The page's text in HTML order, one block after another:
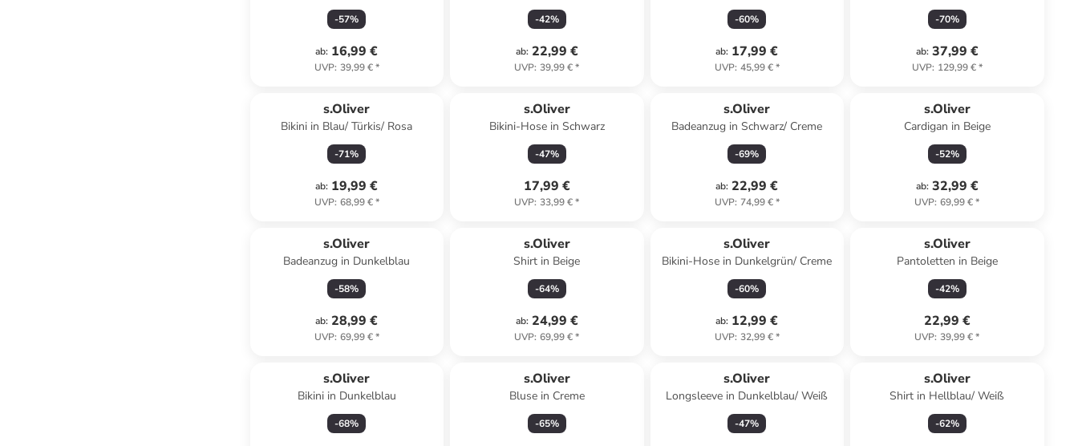
-57%
ab: 16,99 €
UVP: 39,99 €*
Hellbraun
-42%
ab: 22,99 €
UVP: 39,99 €*
-60%
ab: 17,99 €
UVP: 45,99 €*
-70%
ab: 37,99 €
UVP: 129,99 €*
s.Oliver
Bikini in Blau/ Türkis/ Rosa
-71%
ab: 19,99 €
UVP: 68,99 €*
s.Oliver
Bikini-Hose in Schwarz
-47%
17,99 €
UVP: 33,99 €*
s.Oliver
Badeanzug in Schwarz/ Creme
-69%
ab: 22,99 €
UVP: 74,99 €*
s.Oliver
Cardigan in Beige
-52%
ab: 32,99 €
UVP: 69,99 €*
s.Oliver
Badeanzug in Dunkelblau
-58%
ab: 28,99 €
UVP: 69,99 €*
s.Oliver
Shirt in Beige
-64%
ab: 24,99 €
UVP: 69,99 €*
s.Oliver
Bikini-Hose in Dunkelgrün/ Creme
-60%
ab: 12,99 €
UVP: 32,99 €*
s.Oliver
Pantoletten in Beige
-42%
22,99 €
UVP: 39,99 €*
s.Oliver
Bikini in Dunkelblau
-68%
s.Oliver
Bluse in Creme
-65%
s.Oliver
Longsleeve in Dunkelblau/ Weiß
-47%
s.Oliver
Shirt in Hellblau/ Weiß
-62%